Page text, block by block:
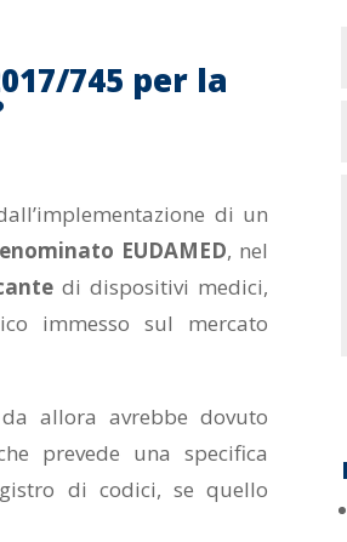
745 per la
di un
EUDAMED, nel
di dispositivi medici,
immesso sul mercato
allora avrebbe dovuto
prevede una specifica
di codici, se quello